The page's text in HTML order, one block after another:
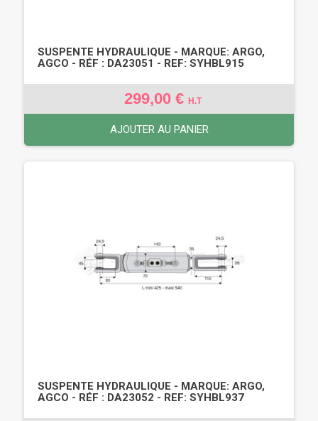
SUSPENTE HYDRAULIQUE - MARQUE: ARGO,
AGCO - RÉF : DA23051 - REF: SYHBL915
299,00 € H.T
AJOUTER AU PANIER
SUSPENTE HYDRAULIQUE - MARQUE: ARGO,
AGCO - RÉF : DA23052 - REF: SYHBL937